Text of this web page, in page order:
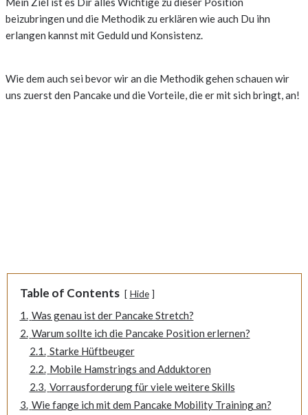
beizubringen und die Methodik zu erklären wie auch Du ihn
erlangen kannst mit Geduld und Konsistenz.
Wie dem auch sei bevor wir an die Methodik gehen schauen wir
uns zuerst den Pancake und die Vorteile, die er mit sich bringt, an!
Table of Contents Hide
1. Was genau ist der Pancake Stretch?
2. Warum sollte ich die Pancake Position erlernen?
2.1. Starke Hüftbeuger
2.2. Mobile Hamstrings and Adduktoren
2.3. Vorrausforderung für viele weitere Skills
3. Wie fange ich mit dem Pancake Mobility Training an?